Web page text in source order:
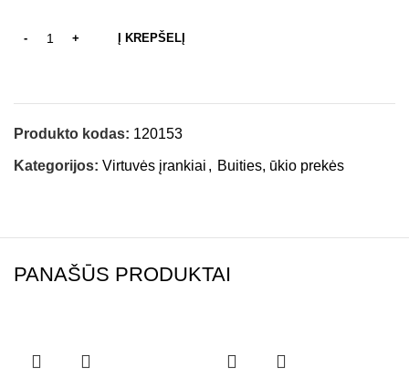
Į KREPŠELĮ
Produkto kodas: 120153
Kategorijos: Virtuvės įrankiai , Buities, ūkio prekės
PANAŠŪS PRODUKTAI